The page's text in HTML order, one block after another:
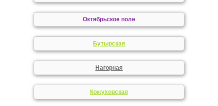
Октябрьское поле
Бутырская
Нагорная
Кожуховская